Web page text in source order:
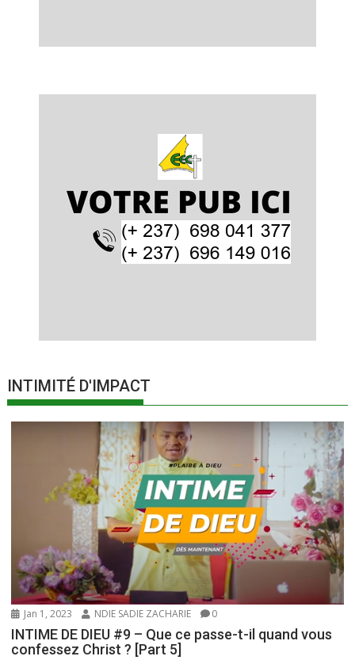
INTIMITÉ D'IMPACT
Jan 1, 2023 NDIE SADIE ZACHARIE 0
INTIME DE DIEU #9 – Que ce passe-t-il quand vous
confessez Christ ? [Part 5]